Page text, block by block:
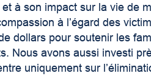
à son impact sur la vie de
à l’égard des
dollars pour soutenir les
Nous avons aussi investi
uniquement sur